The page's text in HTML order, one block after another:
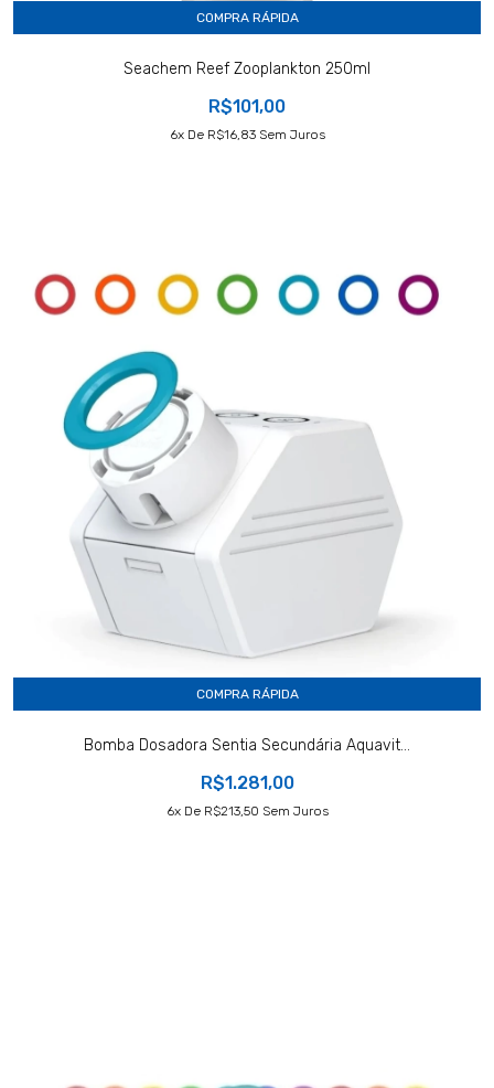
COMPRA RÁPIDA
Seachem Reef Zooplankton 250ml
R$101,00
6X De R$16,83Sem Juros
COMPRA RÁPIDA
Bomba Dosadora Sentia Secundária Aquavit...
R$1.281,00
6X De R$213,50 Sem Juros